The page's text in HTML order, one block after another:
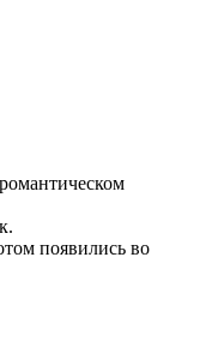
появились во